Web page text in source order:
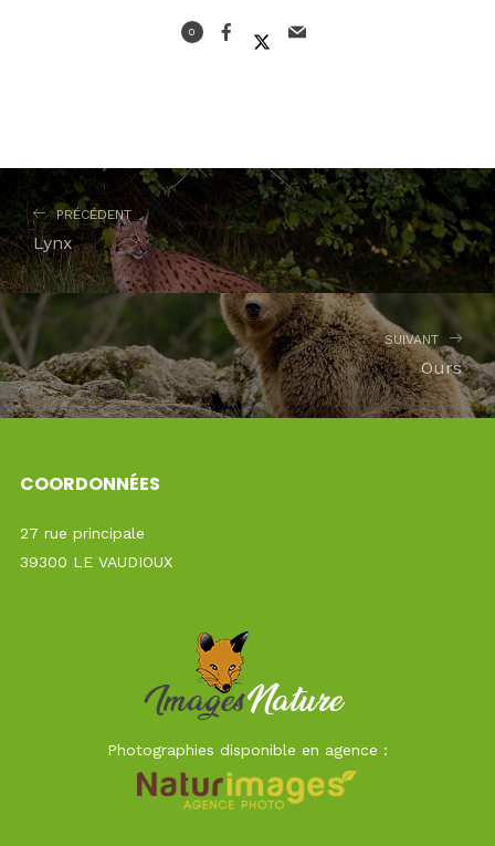
0
PRÉCÉDENT
Lynx
SUIVANT
Ours
COORDONNÉES
27 rue principale
39300 LE VAUDIOUX
Photographies disponible en agence :